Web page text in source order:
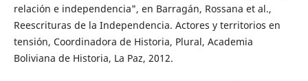
relación e independencia", en Barragán, Rossana et al.,
Reescrituras de la Independencia. Actores y territorios en
tensión, Coordinadora de Historia, Plural, Academia
Boliviana de Historia, La Paz, 2012.